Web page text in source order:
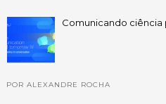
Comunicando ciência
POR ALEXANDRE ROCHA